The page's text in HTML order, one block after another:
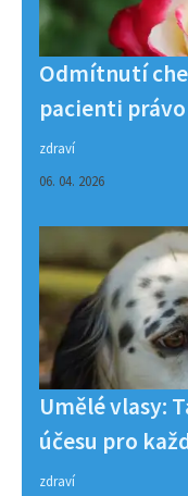
Odmítnutí
pacienti
zdraví
06. 04. 2026
Umělé vlasy:
účesu pro
zdraví